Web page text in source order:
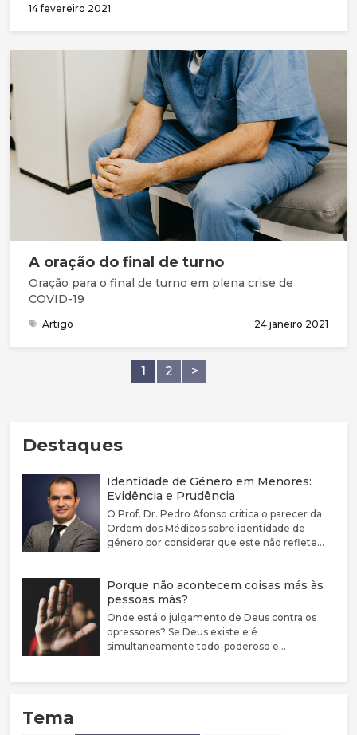
14 fevereiro 2021
A oração do final de turno
Oração para o final de turno em plena crise de
COVID-19
Artigo 24 janeiro 2021
1 2 >
Destaques
Identidade de Género em Menores:
Evidência e Prudência
O Prof. Dr. Pedro Afonso critica o parecer da
Ordem dos Médicos sobre identidade de
género por considerar que este não reflete
Defende que a disforia de género deve ser
encarada como uma condição médica
associada a sofrimento e sublinha a elevada
prevalência de comorbilidades psiquiátricas
nestes jovens. Argumenta que a evidência
abordagem mais prudente, sobretudo em
Porque não acontecem coisas más às
pessoas más?
Onde está o julgamento de Deus contra os
opressores? Se Deus existe e é
simultaneamente todo-poderoso e
Tema